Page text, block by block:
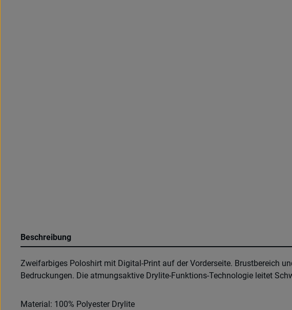
Beschreibung
Zweifarbiges Poloshirt mit Digital-Print auf der Vorderseite. Brustbereich
Bedruckungen. Die atmungsaktive Drylite-Funktions-Technologie leitet
Material: 100% Polyester Drylite